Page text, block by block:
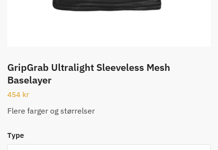
GripGrab Ultralight Sleeveless Mesh
Baselayer
454 kr
Flere farger og størrelser
Type